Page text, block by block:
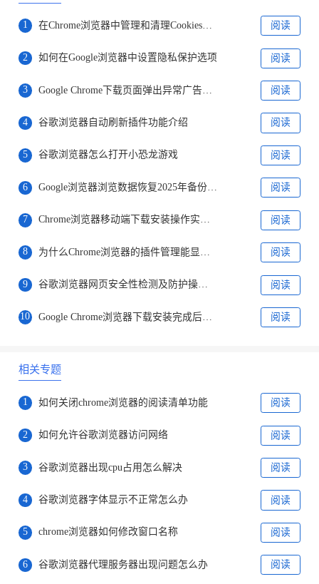
1 在Chrome浏览器中管理和清理Cookies以提高性能 阅读
2 如何在Google浏览器中设置隐私保护选项 阅读
3 阅读
4 谷歌浏览器自动刷新插件功能介绍 阅读
5 谷歌浏览器怎么打开小恐龙游戏 阅读
6 Google浏览器浏览数据恢复2025年备份工具推荐 阅读
7 Chrome浏览器移动端下载安装操作实操经验分享 阅读
8 阅读
9 谷歌浏览器网页安全性检测及防护操作方法 阅读
10 Google Chrome浏览器下载安装完成后浏览器数据备份教程 阅读
相关专题
1 如何关闭chrome浏览器的阅读清单功能 阅读
2 如何允许谷歌浏览器访问网络 阅读
3 谷歌浏览器出现cpu占用怎么解决 阅读
4 谷歌浏览器字体显示不正常怎么办 阅读
5 chrome浏览器如何修改窗口名称 阅读
6 谷歌浏览器代理服务器出现问题怎么办 阅读